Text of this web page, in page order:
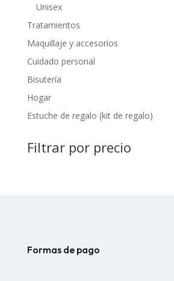
Unisex
Tratamientos
Maquillaje y accesorios
Cuidado personal
Bisutería
Hogar
Estuche de regalo (kit de regalo)
Filtrar por precio
Formas de pago